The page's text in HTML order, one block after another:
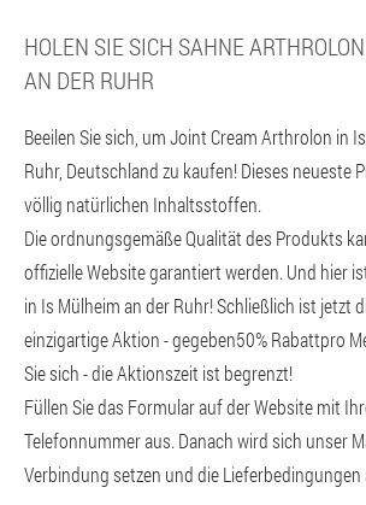
HOLEN SIE SICH SAHNE
AN DER RUHR
Beeilen Sie sich, um Joint Cream Arthrolon in
Ruhr, Deutschland zu kaufen! Dieses neueste
völlig natürlichen Inhaltsstoffen.
Die ordnungsgemäße Qualität des Produkts
offizielle Website garantiert werden. Und hier
in Is Mülheim an der Ruhr! Schließlich ist jetzt
einzigartige Aktion - gegeben50% Rabattpro
Sie sich - die Aktionszeit ist begrenzt!
Füllen Sie das Formular auf der Website mit
Telefonnummer aus. Danach wird sich unser
Verbindung setzen und die Lieferbedingungen